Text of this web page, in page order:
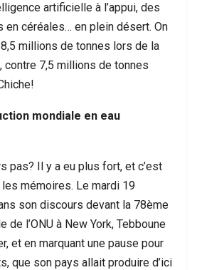
artificielle à l’appui, des
en céréales… en plein désert. On
millions de tonnes lors de la
contre 7,5 millions de tonnes
mondiale en eau
pas? Il y a eu plus fort, et c’est
mémoires. Le mardi 19
son discours devant la 78ème
de l’ONU à New York, Tebboune
et en marquant une pause pour
que son pays allait produire d’ici